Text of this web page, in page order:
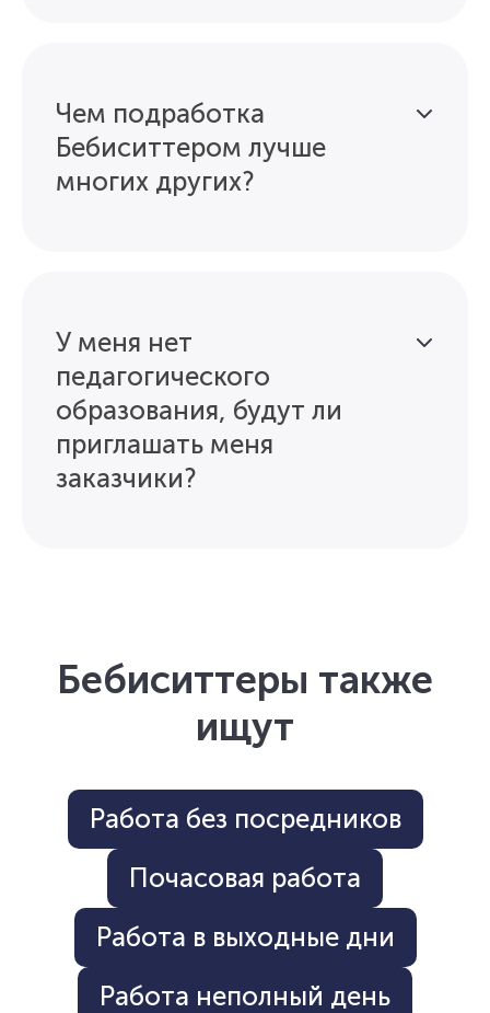
Чем подработка
Бебиситтером лучше
многих других?
У меня нет
педагогического
образования, будут ли
приглашать меня
заказчики?
Бебиситтеры также
ищут
Работа без посредников
Почасовая работа
Работа в выходные дни
Работа неполный день